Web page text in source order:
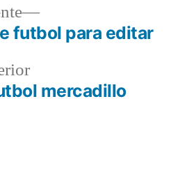
Entrada
anterior:
mercadillo
Entrada
siguiente:
futbol para editar